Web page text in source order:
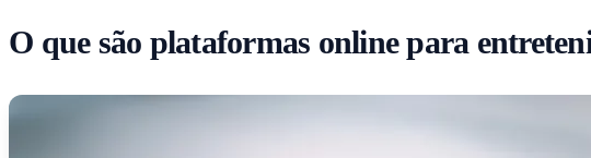
O que são plataformas online para